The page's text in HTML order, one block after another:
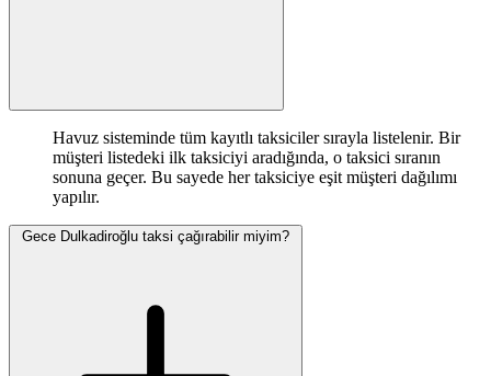
Havuz sisteminde tüm kayıtlı taksiciler sırayla listelenir. Bir
müşteri listedeki ilk taksiciyi aradığında, o taksici sıranın
sonuna geçer. Bu sayede her taksiciye eşit müşteri dağılımı
yapılır.
Gece Dulkadiroğlu taksi çağırabilir miyim?